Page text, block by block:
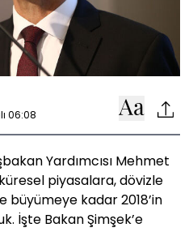
06:08
Yardımcısı Mehmet
piyasalara, dövizle
büyümeye kadar 2018’in
İşte Bakan Şimşek’e